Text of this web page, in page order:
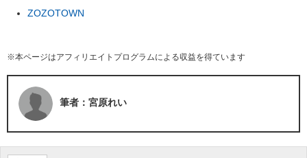
ZOZOTOWN
※本ページはアフィリエイトプログラムによる収益を得ています
筆者：宮原れい